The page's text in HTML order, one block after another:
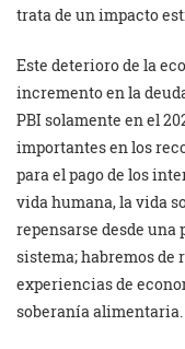
trata de un impacto
Este deterioro de la
incremento en la
PBI solamente en el
importantes en los
para el pago de los
vida humana, la vida
repensarse desde
sistema; habremos de
experiencias de
soberanía alimentaria.